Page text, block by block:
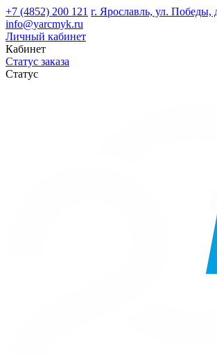
+7 (4852) 200 121 г. Ярославль, ул. Победы,
info@yarcmyk.ru
Личный кабинет
Кабинет
Статус заказа
Статус